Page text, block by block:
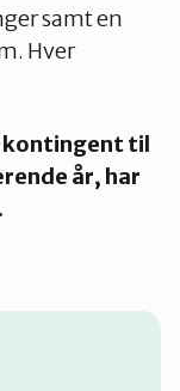
samt en
Hver
kontingent til
år, har